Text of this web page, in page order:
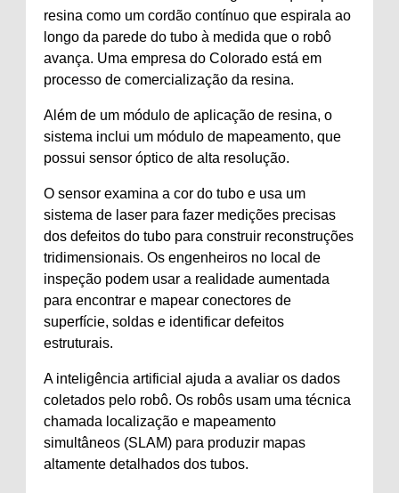
resina como um cordão contínuo que espirala ao
longo da parede do tubo à medida que o robô
avança. Uma empresa do Colorado está em
processo de comercialização da resina.
Além de um módulo de aplicação de resina, o
sistema inclui um módulo de mapeamento, que
possui sensor óptico de alta resolução.
O sensor examina a cor do tubo e usa um
sistema de laser para fazer medições precisas
dos defeitos do tubo para construir reconstruções
tridimensionais. Os engenheiros no local de
inspeção podem usar a realidade aumentada
para encontrar e mapear conectores de
superfície, soldas e identificar defeitos
estruturais.
A inteligência artificial ajuda a avaliar os dados
coletados pelo robô. Os robôs usam uma técnica
chamada localização e mapeamento
simultâneos (SLAM) para produzir mapas
altamente detalhados dos tubos.